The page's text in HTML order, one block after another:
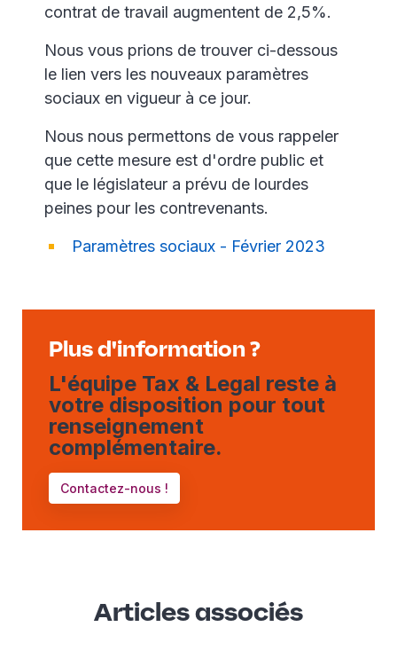
contrat de travail augmentent de 2,5%.
Nous vous prions de trouver ci-dessous
le lien vers les nouveaux paramètres
sociaux en vigueur à ce jour.
Nous nous permettons de vous rappeler
que cette mesure est d'ordre public et
que le législateur a prévu de lourdes
peines pour les contrevenants.
Paramètres sociaux - Février 2023
Plus d'information ?
L'équipe Tax & Legal reste à
votre disposition pour tout
renseignement
complémentaire.
Contactez-nous !
Articles associés